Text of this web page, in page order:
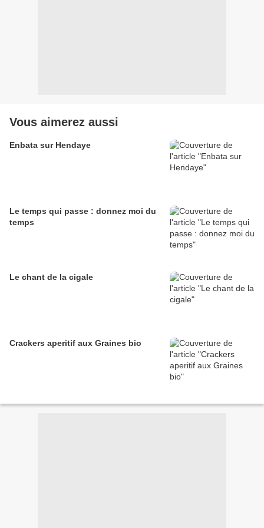
Vous aimerez aussi
Enbata sur Hendaye
Le temps qui passe : donnez moi du
temps
Le chant de la cigale
Crackers aperitif aux Graines bio